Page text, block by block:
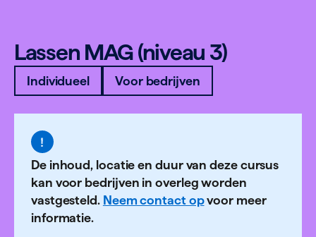
Lassen MAG (niveau 3)
Individueel Voor bedrijven
De inhoud, locatie en duur van deze cursus
kan voor bedrijven in overleg worden
vastgesteld. Neem contact opvoor meer
informatie.